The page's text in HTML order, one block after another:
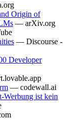
Origin of
— arXiv.org
— Discourse -
Developer
— codewall.ai
Werbung ist kein